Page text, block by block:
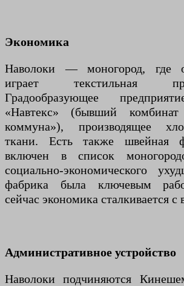
Экономика
Наволоки — моногород, где
играет текстильная
Градообразующее
«Навтекс» (бывший комбинат
коммуна»), производящее
ткани. Есть также швейная
включен в список
социально-экономического
фабрика была ключевым
сейчас экономика сталкивается с
Административное устройство
Наволоки подчиняются